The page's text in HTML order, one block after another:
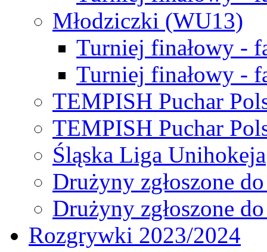
Młodziczki (WU13)
Turniej finałowy -
Turniej finałowy -
TEMPISH Puchar
TEMPISH Puchar
Śląska Liga Unihokeja
Drużyny zgłoszone
Drużyny zgłoszone
Rozgrywki 2023/2024